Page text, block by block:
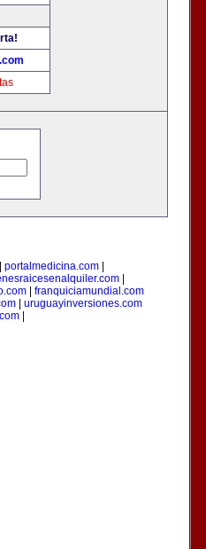
portalmedicina.com
|
franquiciamundial.com
uruguayinversiones.com
|